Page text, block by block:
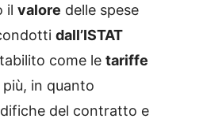
il valore delle spese
dall’ISTAT
come le tariffe
in quanto
del contratto e